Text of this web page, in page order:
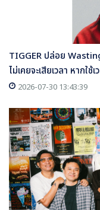
TIGGER ปล่อย
ไม่เคยจะเสียเวลา หากใช้
2026-07-30 13:43:39